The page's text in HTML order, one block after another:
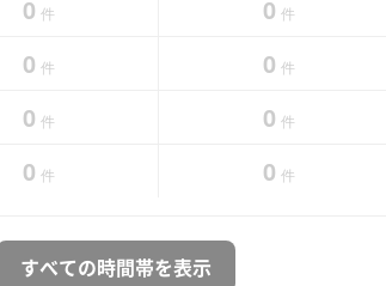
0 件 0 件
0 件 0 件
0 件 0 件
0 件 0 件
すべての時間帯を表示